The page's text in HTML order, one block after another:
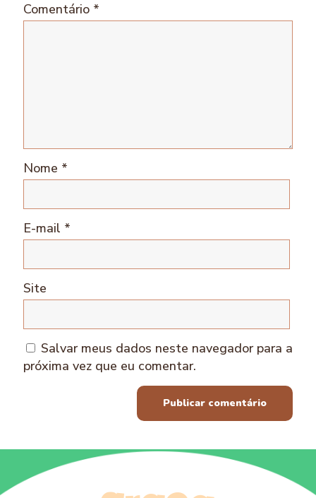
Comentário *
Nome *
E-mail *
Site
Salvar meus dados neste navegador para a
próxima vez que eu comentar.